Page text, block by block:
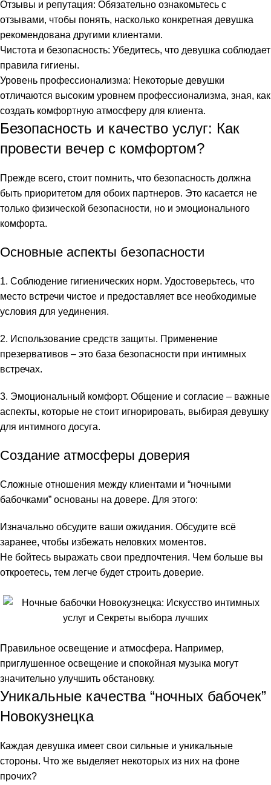
panel
panel
panel
panel
panel
panel
panel
panel
panel
panel
panel
panel
panel
panel
panel
panel
panel
panel
panel
Отзывы и репутация: Обязательно ознакомьтесь с
отзывами, чтобы понять, насколько конкретная девушка
рекомендована другими клиентами.
Чистота и безопасность: Убедитесь, что девушка соблюдает
правила гигиены.
Уровень профессионализма: Некоторые девушки
отличаются высоким уровнем профессионализма, зная, как
создать комфортную атмосферу для клиента.
Безопасность и качество услуг: Как
провести вечер с комфортом?
Прежде всего, стоит помнить, что безопасность должна
быть приоритетом для обоих партнеров. Это касается не
только физической безопасности, но и эмоционального
комфорта.
Основные аспекты безопасности
1. Соблюдение гигиенических норм. Удостоверьтесь, что
место встречи чистое и предоставляет все необходимые
условия для уединения.
2. Использование средств защиты. Применение
презервативов – это база безопасности при интимных
встречах.
3. Эмоциональный комфорт. Общение и согласие – важные
аспекты, которые не стоит игнорировать, выбирая девушку
для интимного досуга.
Создание атмосферы доверия
Сложные отношения между клиентами и “ночными
бабочками” основаны на довере. Для этого:
Изначально обсудите ваши ожидания. Обсудите всё
заранее, чтобы избежать неловких моментов.
Не бойтесь выражать свои предпочтения. Чем больше вы
откроетесь, тем легче будет строить доверие.
Правильное освещение и атмосфера. Например,
приглушенное освещение и спокойная музыка могут
значительно улучшить обстановку.
Уникальные качества “ночных бабочек”
Новокузнецка
Каждая девушка имеет свои сильные и уникальные
стороны. Что же выделяет некоторых из них на фоне
прочих?